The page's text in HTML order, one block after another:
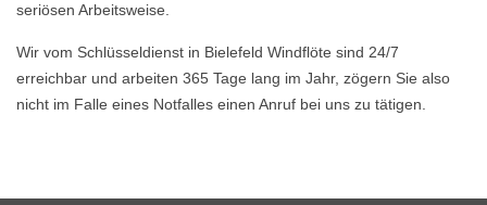
seriösen Arbeitsweise.
Wir vom Schlüsseldienst in Bielefeld Windflöte sind 24/7
erreichbar und arbeiten 365 Tage lang im Jahr, zögern Sie also
nicht im Falle eines Notfalles einen Anruf bei uns zu tätigen.